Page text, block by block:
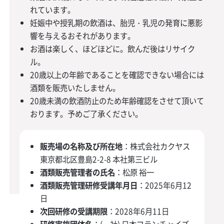
れています。
妊娠中や授乳期の飲酒は、胎児・乳児の発育に悪影
響を与えるおそれがあります。
お酒は楽しく、ほどほどに。飲んだ後はリサイク
ル。
20歳以上の年齢であることを確認できない場合には
酒類を販売いたしません。
20歳未満の飲酒防止のため年齢確認をさせて頂いて
おります。予めご了承ください。
販売場の名称及び所在地：株式会社カクヤス
東京都北区豊島2-2-8 本社第三ビル
酒類販売管理者の氏名 ：松原 裕一
酒類販売管理研修受講年月日 ：2025年6月12
日
次回研修の受講期限：2028年6月11日